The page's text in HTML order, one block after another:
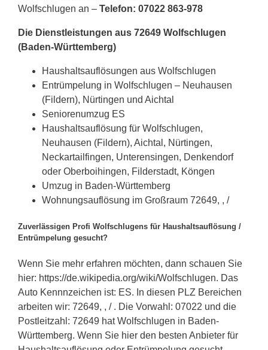
Wolfschlugen an – Telefon: 07022 863-978
Die Dienstleistungen aus 72649 Wolfschlugen
(Baden-Württemberg)
Haushaltsauflösungen aus Wolfschlugen
Entrümpelung in Wolfschlugen – Neuhausen
(Fildern), Nürtingen und Aichtal
Seniorenumzug ES
Haushaltsauflösung für Wolfschlugen,
Neuhausen (Fildern), Aichtal, Nürtingen,
Neckartailfingen, Unterensingen, Denkendorf
oder Oberboihingen, Filderstadt, Köngen
Umzug in Baden-Württemberg
Wohnungsauflösung im Großraum 72649, , /
Zuverlässigen Profi Wolfschlugens für Haushaltsauflösung /
Entrümpelung gesucht?
Wenn Sie mehr erfahren möchten, dann schauen Sie
hier: https://de.wikipedia.org/wiki/Wolfschlugen. Das
Auto Kennnzeichen ist: ES. In diesen PLZ Bereichen
arbeiten wir: 72649, , / . Die Vorwahl: 07022 und die
Postleitzahl: 72649 hat Wolfschlugen in Baden-
Württemberg. Wenn Sie hier den besten Anbieter für